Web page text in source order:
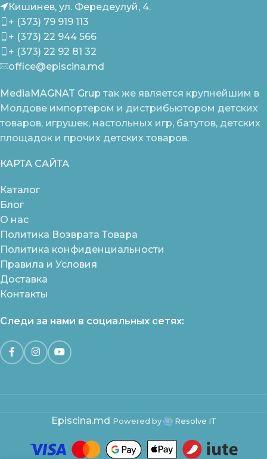
Кишинев, ул. Фередеулуй, 4.
+ (373) 79 919 113
+ (373) 22 944 566
+ (373) 22 92 81 32
office@episcina.md
MediaMAGNAT Grup так же является крупнейшим в
Молдове импортером и дистрибьютором детских
товаров, игрушек, настольных игр, батутов, детских
площадок и прочих детских товаров.
КАРТА САЙТА
Каталог
Блог
О нас
Политика Возврата Товара
Политика конфиденциальности
Правила и Условия
Доставка
Контакты
Следи за нами в социальных сетях:
Episcina.md Powered by Resolve IT